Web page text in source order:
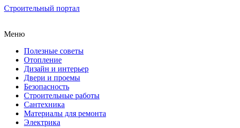
Строительный портал
Меню
Полезные советы
Отопление
Дизайн и интерьер
Двери и проемы
Безопасность
Строительные работы
Сантехника
Материалы для ремонта
Электрика